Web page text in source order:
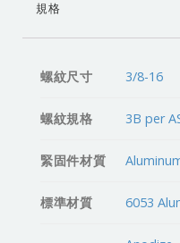
規格
螺紋尺寸 3/8-16
螺紋規格 3B per
緊固件材質
標準材質 6053